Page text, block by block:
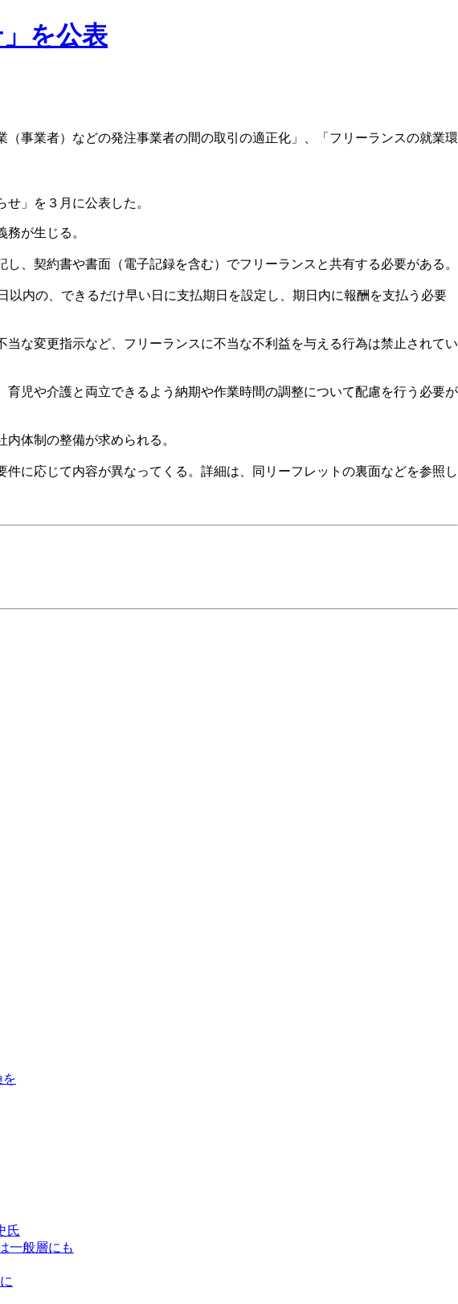
を公表
事業者）などの発注事業者の間の取引の適正化」、「フリーランスの就業環
」を３月に公表した。
が生じる。
、契約書や書面（電子記録を含む）でフリーランスと共有する必要がある。
内の、できるだけ早い日に支払期日を設定し、期日内に報酬を支払う必要
な変更指示など、フリーランスに不当な不利益を与える行為は禁止されてい
児や介護と両立できるよう納期や作業時間の調整について配慮を行う必要が
体制の整備が求められる。
に応じて内容が異なってくる。詳細は、同リーフレットの裏面などを参照し
を
氏
一般層にも